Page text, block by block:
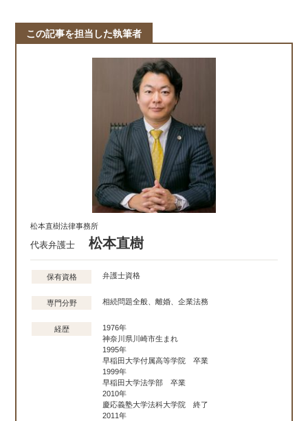
この記事を担当した執筆者
松本直樹法律事務所
代表弁護士 松本直樹
保有資格 弁護士資格
専門分野 相続問題全般、離婚、企業法務
経歴
1976年
神奈川県川崎市生まれ
1995年
早稲田大学付属高等学院 卒業
1999年
早稲田大学法学部 卒業
2010年
慶応義塾大学法科大学院 終了
2011年